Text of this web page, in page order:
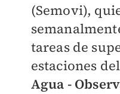
(Semovi),
tareas de
estaciones
Agua -